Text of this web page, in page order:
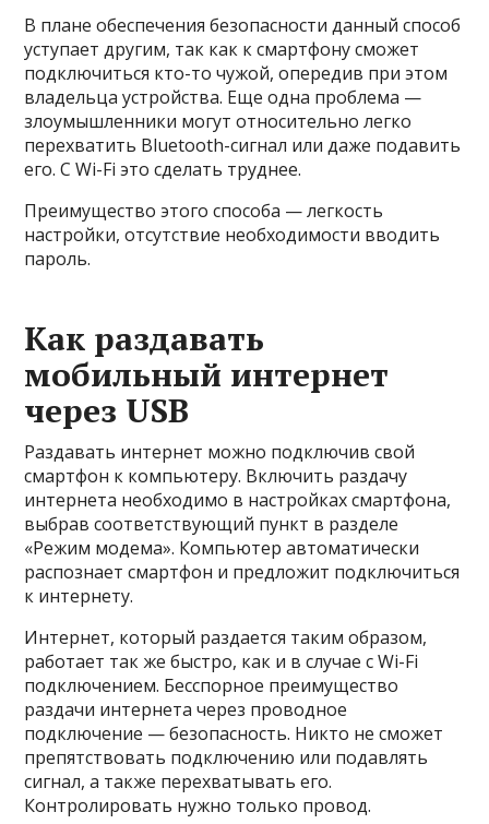
В плане обеспечения безопасности данный способ
уступает другим, так как к смартфону сможет
подключиться кто-то чужой, опередив при этом
владельца устройства. Еще одна проблема —
злоумышленники могут относительно легко
перехватить Bluetooth-сигнал или даже подавить
его. С Wi-Fi это сделать труднее.
Преимущество этого способа — легкость
настройки, отсутствие необходимости вводить
пароль.
Как раздавать
мобильный интернет
через USB
Раздавать интернет можно подключив свой
смартфон к компьютеру. Включить раздачу
интернета необходимо в настройках смартфона,
выбрав соответствующий пункт в разделе
«Режим модема». Компьютер автоматически
распознает смартфон и предложит подключиться
к интернету.
Интернет, который раздается таким образом,
работает так же быстро, как и в случае с Wi-Fi
подключением. Бесспорное преимущество
раздачи интернета через проводное
подключение — безопасность. Никто не сможет
препятствовать подключению или подавлять
сигнал, а также перехватывать его.
Контролировать нужно только провод.